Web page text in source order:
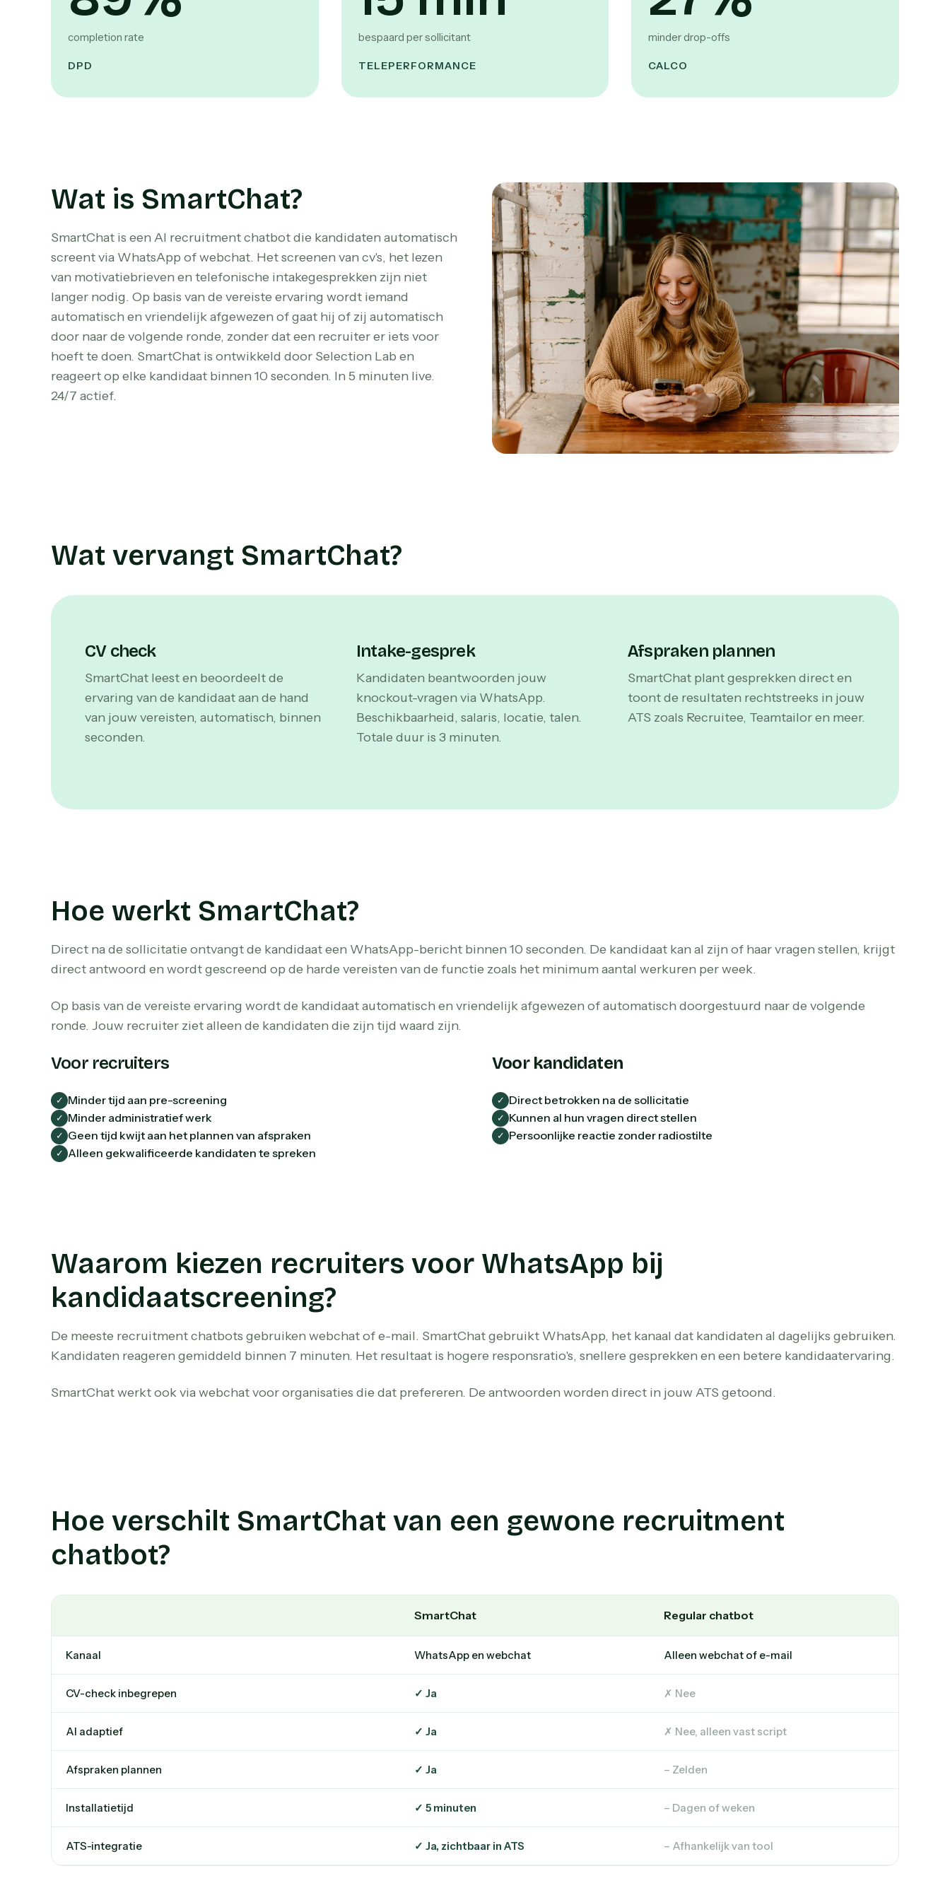
completion rate
DPD
bespaard per sollicitant
TELEPERFORMANCE
minder drop-offs
CALCO
Wat is SmartChat?
SmartChat is een AI recruitment chatbot die kandidaten automatisch
screent via WhatsApp of webchat. Het screenen van cv's, het lezen
van motivatiebrieven en telefonische intakegesprekken zijn niet
langer nodig. Op basis van de vereiste ervaring wordt iemand
automatisch en vriendelijk afgewezen of gaat hij of zij automatisch
door naar de volgende ronde, zonder dat een recruiter er iets voor
hoeft te doen. SmartChat is ontwikkeld door Selection Lab en
reageert op elke kandidaat binnen 10 seconden. In 5 minuten live.
24/7 actief.
Wat vervangt SmartChat?
CV check
SmartChat leest en beoordeelt de
ervaring van de kandidaat aan de hand
van jouw vereisten, automatisch, binnen
seconden.
Intake-gesprek
Kandidaten beantwoorden jouw
knockout-vragen via WhatsApp.
Beschikbaarheid, salaris, locatie, talen.
Totale duur is 3 minuten.
Afspraken plannen
SmartChat plant gesprekken direct en
toont de resultaten rechtstreeks in jouw
ATS zoals Recruitee, Teamtailor en meer.
Hoe werkt SmartChat?
Direct na de sollicitatie ontvangt de kandidaat een WhatsApp-bericht binnen 10 seconden. De kandidaat kan al zijn of haar vragen stellen, krijgt
direct antwoord en wordt gescreend op de harde vereisten van de functie zoals het minimum aantal werkuren per week.
Op basis van de vereiste ervaring wordt de kandidaat automatisch en vriendelijk afgewezen of automatisch doorgestuurd naar de volgende
ronde. Jouw recruiter ziet alleen de kandidaten die zijn tijd waard zijn.
Voor recruiters
✓ Minder tijd aan pre-screening
✓ Minder administratief werk
✓ Geen tijd kwijt aan het plannen van afspraken
✓ Alleen gekwalificeerde kandidaten te spreken
Voor kandidaten
✓ Direct betrokken na de sollicitatie
✓ Kunnen al hun vragen direct stellen
✓ Persoonlijke reactie zonder radiostilte
Waarom kiezen recruiters voor WhatsApp bij
kandidaatscreening?
De meeste recruitment chatbots gebruiken webchat of e-mail. SmartChat gebruikt WhatsApp, het kanaal dat kandidaten al dagelijks gebruiken.
Kandidaten reageren gemiddeld binnen 7 minuten. Het resultaat is hogere responsratio's, snellere gesprekken en een betere kandidaatervaring.
SmartChat werkt ook via webchat voor organisaties die dat prefereren. De antwoorden worden direct in jouw ATS getoond.
Hoe verschilt SmartChat van een gewone recruitment
chatbot?
SmartChat Regular chatbot
Kanaal WhatsApp en webchat Alleen webchat of e-mail
CV-check inbegrepen ✓ Ja ✗ Nee
AI adaptief ✓ Ja ✗ Nee, alleen vast script
Afspraken plannen ✓ Ja – Zelden
Installatietijd ✓ 5 minuten – Dagen of weken
ATS-integratie ✓ Ja, zichtbaar in ATS – Afhankelijk van tool